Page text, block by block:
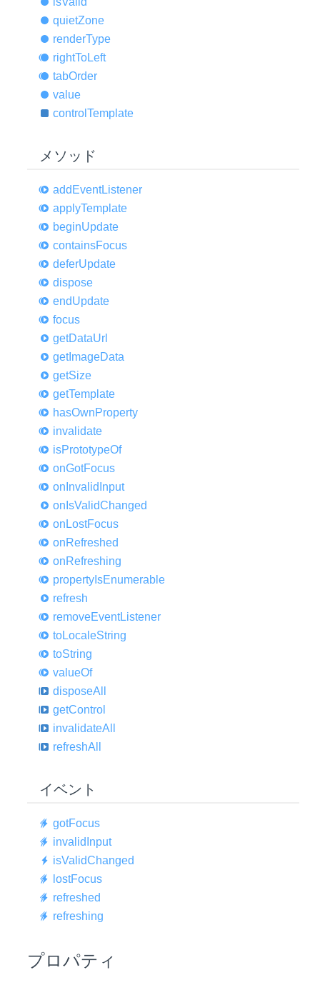
quietZone
renderType
rightToLeft
tabOrder
value
control Template
メソッド
add EventListener
applyTemplate
beginUpdate
containsFocus
deferUpdate
dispose
endUpdate
focus
getDataUrl
getImageData
getSize
getTemplate
hasOwnProperty
invalidate
isPrototypeOf
onGotFocus
on Invalid Input
on IsValidChanged
on LostFocus
onRefreshed
onRefreshing
property IsEnumerable
refresh
removeEventListener
toLocaleString
toString
valueOf
disposeAll
getControl
invalidateAll
refreshAll
イベント
gotFocus
invalid Input
isValidChanged
lostFocus
refreshed
refreshing
プロパティ